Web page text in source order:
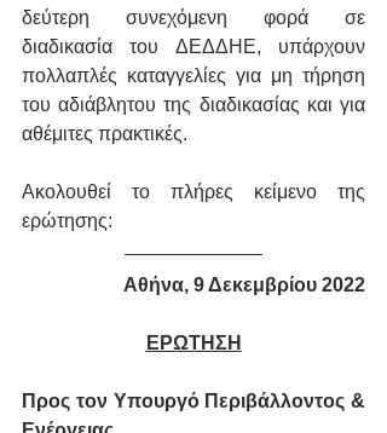
δεύτερη συνεχόμενη φορά σε
διαδικασία του ΔΕΔΔΗΕ, υπάρχουν
πολλαπλές καταγγελίες για μη τήρηση
του αδιάβλητου της διαδικασίας και για
αθέμιτες πρακτικές.
Ακολουθεί το πλήρες κείμενο της
ερώτησης:
Αθήνα, 9 Δεκεμβρίου 2022
ΕΡΩΤΗΣΗ
Προς τον Υπουργό Περιβάλλοντος &